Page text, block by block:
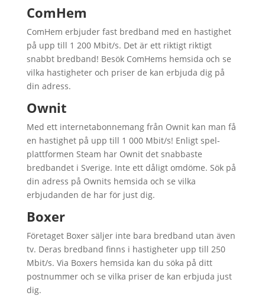
ComHem
ComHem erbjuder fast bredband med en hastighet
på upp till 1 200 Mbit/s. Det är ett riktigt riktigt
snabbt bredband! Besök ComHems hemsida och se
vilka hastigheter och priser de kan erbjuda dig på
din adress.
Ownit
Med ett internetabonnemang från Ownit kan man få
en hastighet på upp till 1 000 Mbit/s! Enligt spel-
plattformen Steam har Ownit det snabbaste
bredbandet i Sverige. Inte ett dåligt omdöme. Sök på
din adress på Ownits hemsida och se vilka
erbjudanden de har för just dig.
Boxer
Företaget Boxer säljer inte bara bredband utan även
tv. Deras bredband finns i hastigheter upp till 250
Mbit/s. Via Boxers hemsida kan du söka på ditt
postnummer och se vilka priser de kan erbjuda just
dig.